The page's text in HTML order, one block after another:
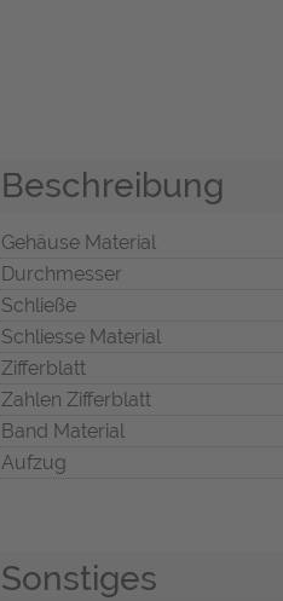
Beschreibung
Gehäuse Material
Durchmesser
Schließe
Schliesse Material
Zifferblatt
Zahlen Zifferblatt
Band Material
Aufzug
Sonstiges